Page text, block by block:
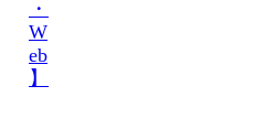
・
W
eb
】